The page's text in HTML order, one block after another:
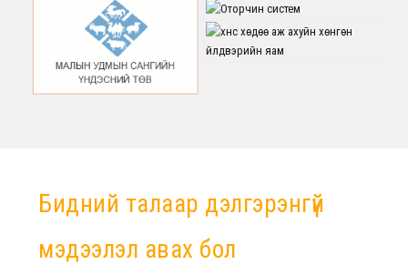
Бидний талаар дэлгэрэнгүй
мэдээлэл авах бол